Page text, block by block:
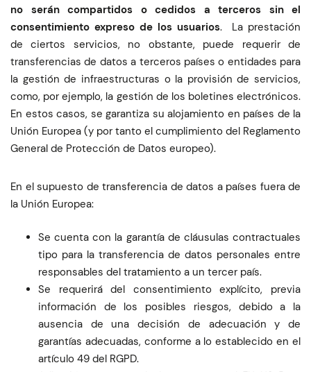
no serán compartidos o cedidos a terceros sin el
consentimiento expreso de los usuarios. La prestación
de ciertos servicios, no obstante, puede requerir de
transferencias de datos a terceros países o entidades para
la gestión de infraestructuras o la provisión de servicios,
como, por ejemplo, la gestión de los boletines electrónicos.
En estos casos, se garantiza su alojamiento en países de la
Unión Europea (y por tanto el cumplimiento del Reglamento
General de Protección de Datos europeo).
En el supuesto de transferencia de datos a países fuera de
la Unión Europea:
Se cuenta con la garantía de cláusulas contractuales
tipo para la transferencia de datos personales entre
responsables del tratamiento a un tercer país.
Se requerirá del consentimiento explícito, previa
información de los posibles riesgos, debido a la
ausencia de una decisión de adecuación y de
garantías adecuadas, conforme a lo establecido en el
artículo 49 del RGPD.